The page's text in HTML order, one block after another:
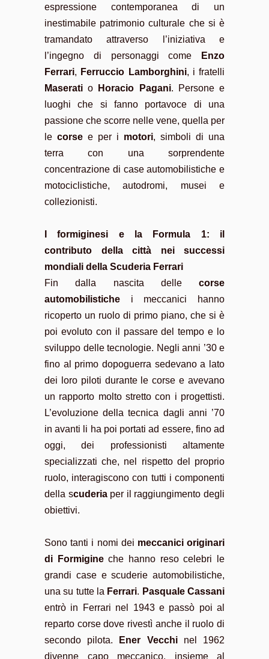
espressione contemporanea di un
inestimabile patrimonio culturale che si è
tramandato attraverso l’iniziativa e
l’ingegno di personaggi come
Enzo
Ferrari, Ferruccio Lamborghini, i fratelli
Maserati o Horacio Pagani. Persone e
luoghi che si fanno portavoce di una
passione che scorre nelle vene, quella per
le corse e per i motori, simboli di una
terra con una sorprendente
concentrazione di case automobilistiche e
motociclistiche, autodromi, musei e
collezionisti.
I formiginesi e la Formula 1: il
contributo della città nei successi
mondiali della Scuderia Ferrari
Fin dalla nascita delle corse
automobilistiche i meccanici hanno
ricoperto un ruolo di primo piano, che si è
poi evoluto con il passare del tempo e lo
sviluppo delle tecnologie. Negli anni ’30 e
fino al primo dopoguerra sedevano a lato
dei loro piloti durante le corse e avevano
un rapporto molto stretto con i progettisti.
L’evoluzione della tecnica dagli anni ’70
in avanti li ha poi portati ad essere, fino ad
oggi, dei professionisti altamente
specializzati che, nel rispetto del proprio
ruolo, interagiscono con tutti i componenti
della scuderiaper il raggiungimento degli
obiettivi.
Sono tanti i nomi dei meccanici originari
di Formigineche hanno reso celebri le
grandi case e scuderie automobilistiche,
una su tutte la Ferrari. Pasquale Cassani
entrò in Ferrari nel 1943 e passò poi al
reparto corse dove rivestì anche il ruolo di
secondo pilota.
Ener Vecchinel 1962
divenne capo meccanico, insieme al